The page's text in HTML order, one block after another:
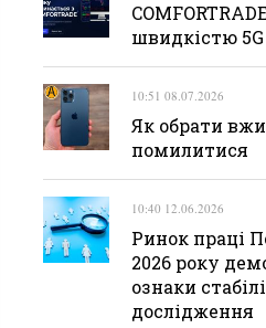
швидкістю 5G
10:51 08.07.2026
Як обрати
помилитися
10:40 12.06.2026
Ринок праці
2026 року
ознаки
дослідження